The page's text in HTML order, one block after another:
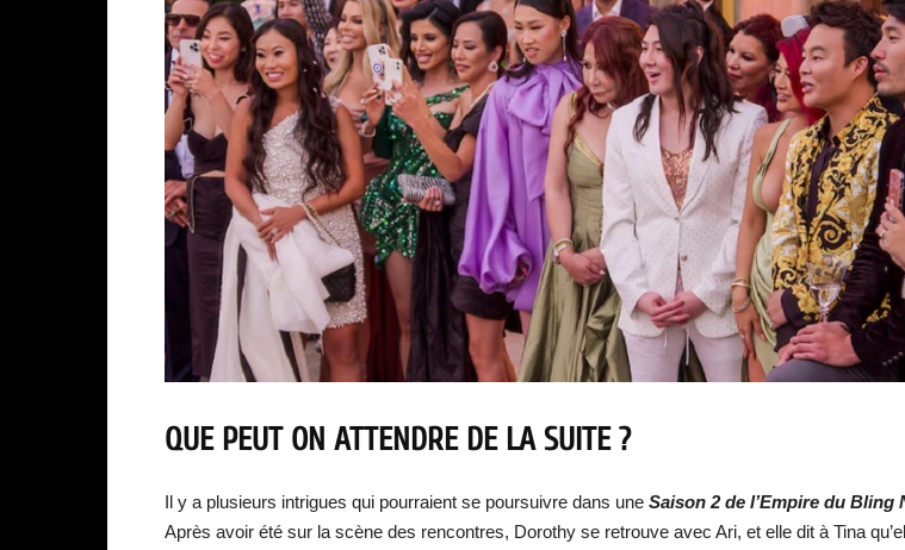
QUE PEUT ON ATTENDRE DE LA SUITE ?
Il y a plusieurs intrigues qui pourraient se poursuivre dans une Saison 2 de l’Empire du Bling
Après avoir été sur la scène des rencontres, Dorothy se retrouve avec Ari, et elle dit à Tina